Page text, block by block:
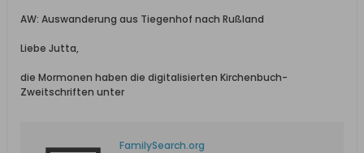
AW: Auswanderung aus Tiegenhof nach Rußland
Liebe Jutta,
die Mormonen haben die digitalisierten Kirchenbuch-
Zweitschriften unter
FamilySearch.org